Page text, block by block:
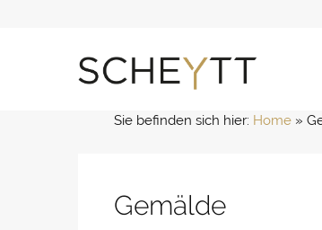
Sie befinden sich hier: Home »
Gemälde